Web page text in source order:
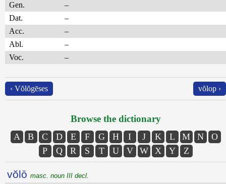
Gen.
–
Dat.
–
Acc.
–
Abl.
–
Voc.
–
‹ Vŏlŏgēses vŏlop ›
Browse the dictionary
A B C D E F G H I J K L M N
O
P
Q R S T U V W X Y Z
vŏlō masc. noun III decl.